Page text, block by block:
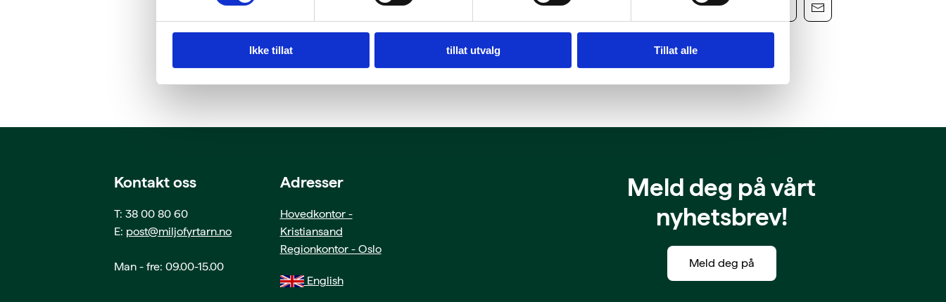
Ikke tillat tillat utvalg Tillat alle
Kontakt oss
T: 38 00 80 60
E: post@miljofyrtarn.no
Man - fre: 09.00-15.00
Adresser
Hovedkontor -
Kristiansand
Regionkontor - Oslo
English
Meld deg på vårt
nyhetsbrev!
Meld deg på